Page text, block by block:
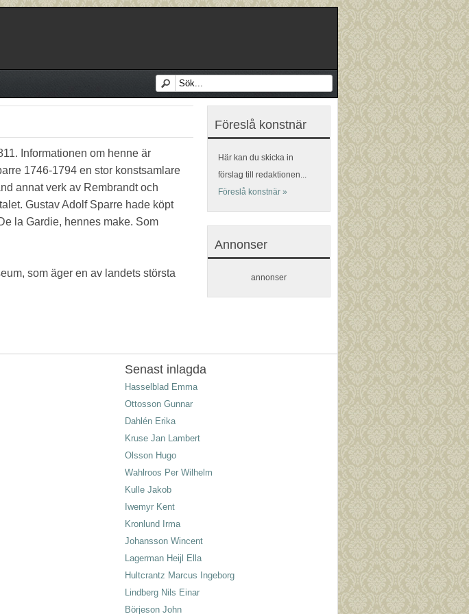
Informationen om henne är
1746-1794 en stor konstsamlare
annat verk av Rembrandt och
Gustav Adolf Sparre hade köpt
la Gardie, hennes make. Som
som äger en av landets största
Föreslå konstnär
Här kan du skicka in
förslag till redaktionen...
Föreslå konstnär »
Annonser
annonser
Senast inlagda
Hasselblad Emma
Ottosson Gunnar
Dahlén Erika
Kruse Jan Lambert
Olsson Hugo
Wahlroos Per Wilhelm
Kulle Jakob
Iwemyr Kent
Kronlund Irma
Johansson Wincent
Lagerman Heijl Ella
Hultcrantz Marcus Ingeborg
Lindberg Nils Einar
Börjeson John